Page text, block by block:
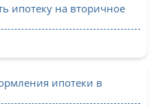
ипотеку на вторичное
ипотеки в